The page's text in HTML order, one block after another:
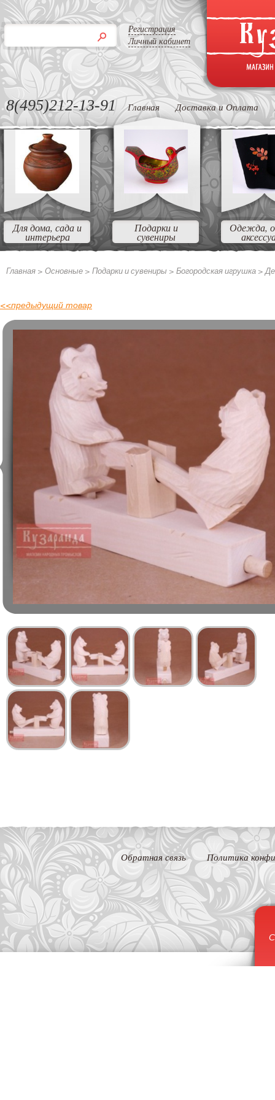
Регистрация
Личный кабинет
8(495)212-13-91 Главная Доставка и Оплата
Для дома, сада и
интерьера
Подарки и
сувениры
Одежда,
Главная > Основные > Подарки и сувениры > Богородская игрушка >
<<предыдущий товар
Обратная связь Политика